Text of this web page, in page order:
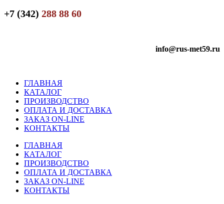
+7 (342) 288 88 60
info@rus-met59.ru
ГЛАВНАЯ
КАТАЛОГ
ПРОИЗВОДСТВО
ОПЛАТА И ДОСТАВКА
ЗАКАЗ ON-LINE
КОНТАКТЫ
ГЛАВНАЯ
КАТАЛОГ
ПРОИЗВОДСТВО
ОПЛАТА И ДОСТАВКА
ЗАКАЗ ON-LINE
КОНТАКТЫ